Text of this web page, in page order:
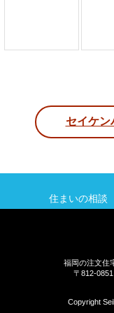
セイケン
住まいの相談
福岡の注文住
〒812-
Copyright